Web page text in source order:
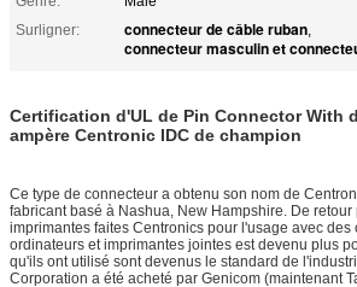
Surligner:
connecteur de câble ruban,
connecteur masculin et
Certification d'UL de Pin Connector With
ampère Centronic IDC de champion
Ce type de connecteur a obtenu son nom de
fabricant basé à Nashua, New Hampshire. De
imprimantes faites Centronics pour l'usage avec des
ordinateurs et imprimantes jointes est devenu plus
qu'ils ont utilisé sont devenus le standard de
Corporation a été acheté par Genicom (maintenant